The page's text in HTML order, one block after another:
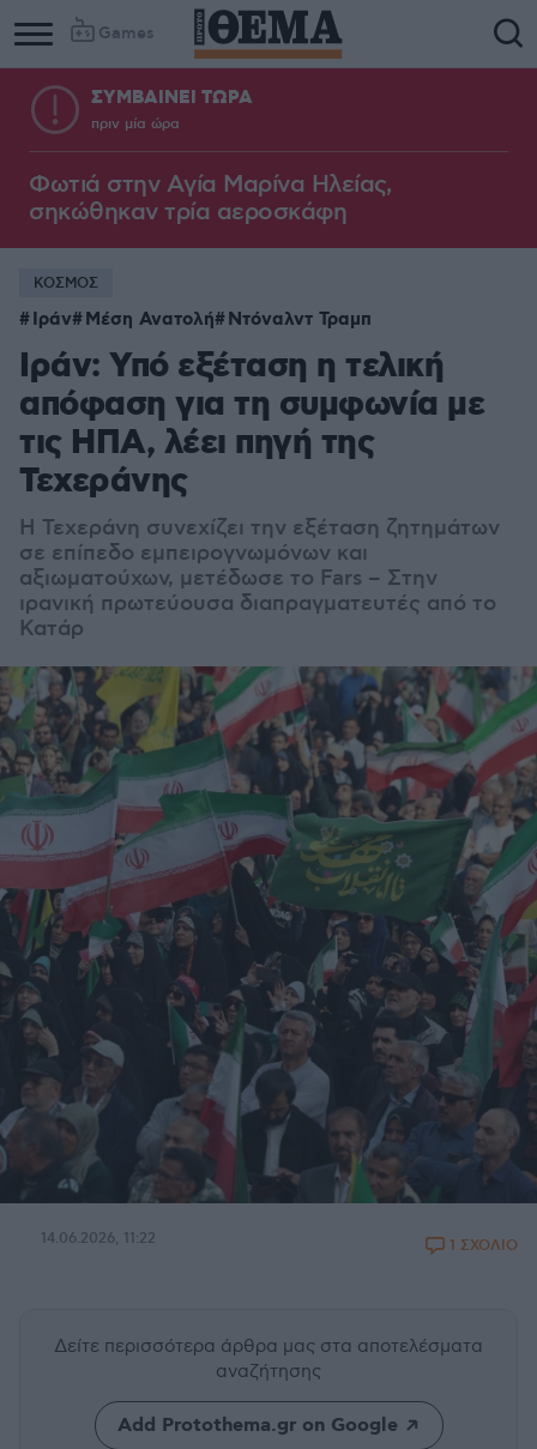
Games
ΣΥΜΒΑΙΝΕΙ ΤΩΡΑ
πριν μία ώρα
Φωτιά στην Aγία Μαρίνα Ηλείας,
σηκώθηκαν τρία αεροσκάφη
ΚΟΣΜΟΣ
Ιράν Μέση Ανατολή Ντόναλντ Τραμπ
Ιράν: Υπό εξέταση η τελική
απόφαση για τη συμφωνία με
τις ΗΠΑ, λέει πηγή της
Τεχεράνης
Η Τεχεράνη συνεχίζει την εξέταση ζητημάτων
σε επίπεδο εμπειρογνωμόνων και
αξιωματούχων, μετέδωσε το Fars – Στην
ιρανική πρωτεύουσα διαπραγματευτές από το
Κατάρ
14.06.2026, 11:22 1 ΣΧΟΛΙΟ
Δείτε περισσότερα άρθρα μας στα αποτελέσματα
αναζήτησης
Add Protothema.gr on Google